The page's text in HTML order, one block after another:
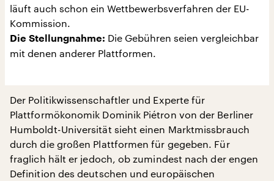
läuft auch schon ein Wettbewerbsverfahren der EU-
Kommission.
Die Stellungnahme: Die Gebühren seien vergleichbar
mit denen anderer Plattformen.
Der Politikwissenschaftler und Experte für
Plattformökonomik Dominik Piétron von der Berliner
Humboldt-Universität sieht einen Marktmissbrauch
durch die großen Plattformen für gegeben. Für
fraglich hält er jedoch, ob zumindest nach der engen
Definition des deutschen und europäischen